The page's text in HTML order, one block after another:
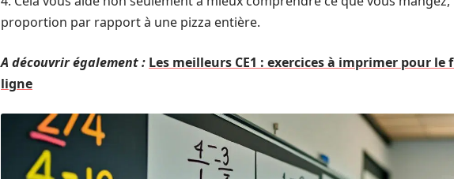
proportion par rapport à une pizza entière.
A découvrir également : Les meilleurs CE1 : exercices à imprimer pour
ligne